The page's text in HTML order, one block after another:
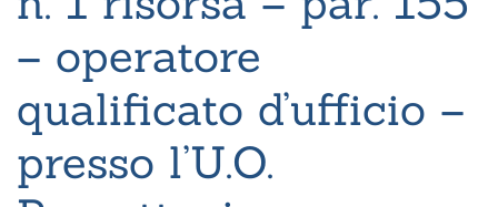
– operatore
qualificato d’ufficio –
presso l’U.O.